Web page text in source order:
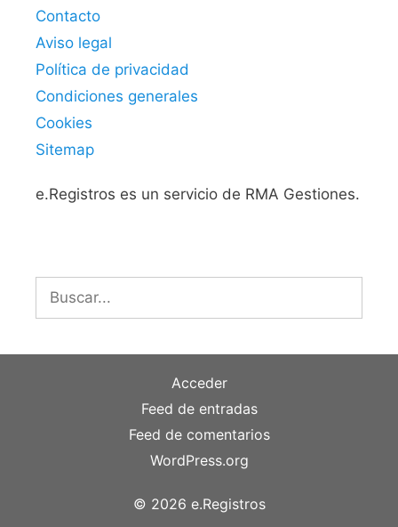
Contacto
Aviso legal
Política de privacidad
Condiciones generales
Cookies
Sitemap
e.Registros es un servicio de RMA Gestiones.
Buscar:
Acceder
Feed de entradas
Feed de comentarios
WordPress.org
© 2026 e.Registros